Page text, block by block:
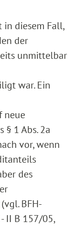
in diesem Fall,
der
unmittelbar
war. Ein
neue
§ 1 Abs. 2a
vor, wenn
des
BFH-
II B 157/05,